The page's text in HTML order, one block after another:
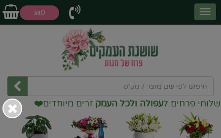
₪0
פרחים ל עפולה ולכל העמקזרים מיוחדים❤️